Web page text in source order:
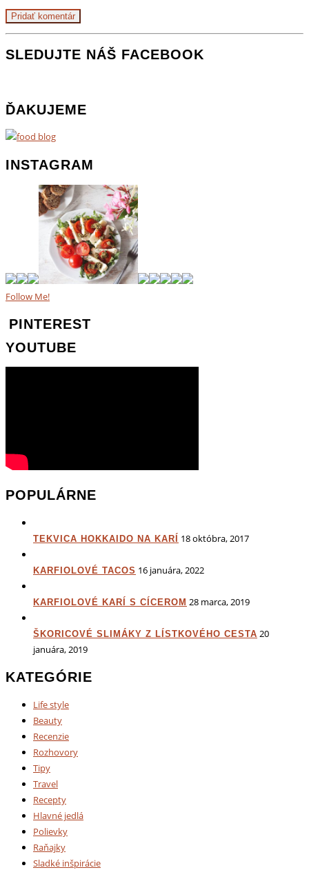
SLEDUJTE NÁŠ FACEBOOK
ĎAKUJEME
INSTAGRAM
Follow Me!
PINTEREST
YOUTUBE
POPULÁRNE
TEKVICA HOKKAIDO NA KARÍ 18 októbra, 2017
KARFIOLOVÉ TACOS 16 januára, 2022
KARFIOLOVÉ KARÍ S CÍCEROM 28 marca, 2019
ŠKORICOVÉ SLIMÁKY Z LÍSTKOVÉHO CESTA 20
januára, 2019
KATEGÓRIE
Life style
Beauty
Recenzie
Rozhovory
Tipy
Travel
Recepty
Hlavné jedlá
Polievky
Raňajky
Sladké inšpirácie